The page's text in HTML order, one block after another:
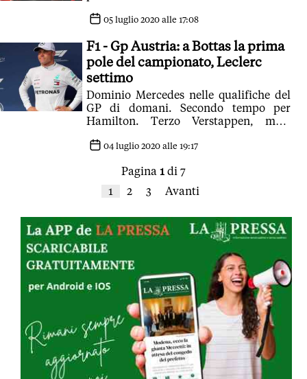
05 luglio 2020 alle 17:08
F1 - Gp Austria: a Bottas la prima
pole del campionato, Leclerc
settimo
Dominio Mercedes nelle qualifiche del
GP di domani. Secondo tempo per
Hamilton. Terzo Verstappen, male
04 luglio 2020 alle 19:17
Pagina 1 di 7
1
2 3 Avanti